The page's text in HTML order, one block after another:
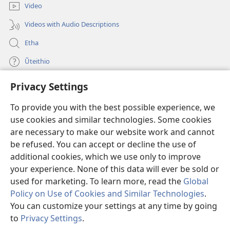
Privacy Settings
To provide you with the best possible experience, we
use cookies and similar technologies. Some cookies
are necessary to make our website work and cannot
be refused. You can accept or decline the use of
additional cookies, which we use only to improve
your experience. None of this data will ever be sold or
used for marketing. To learn more, read the Global
Policy on Use of Cookies and Similar Technologies.
You can customize your settings at any time by going
to Privacy Settings.
Video
Videos with Audio Descriptions
Etha
Ũteithio
Mĩhothi
(opens
window)Ũthuthuria INTANETI-INĨ
(opens
new
window)
®
(opens
new
window)Programu yaJW Library
Copyright© 2026 Watch Tower Bible and Tract Society of Pennsylvania.
MAWATHO MA ŨHŨTHĨRI